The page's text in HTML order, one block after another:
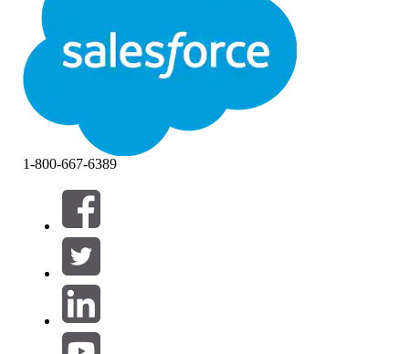
ensemble
d'autorisations
ÉditionsContract Manager
Professional
: incluent des
profils standard
qui ne peuvent pas être personnalisés par
défaut, mais des autorisations peuvent
être ajoutées.
Contenu des articles
Autorisations d'administrateur
sécurité
Autorisations de données
1-800-667-6389